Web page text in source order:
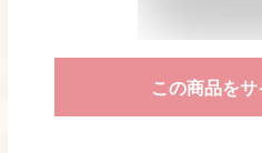
この商品を